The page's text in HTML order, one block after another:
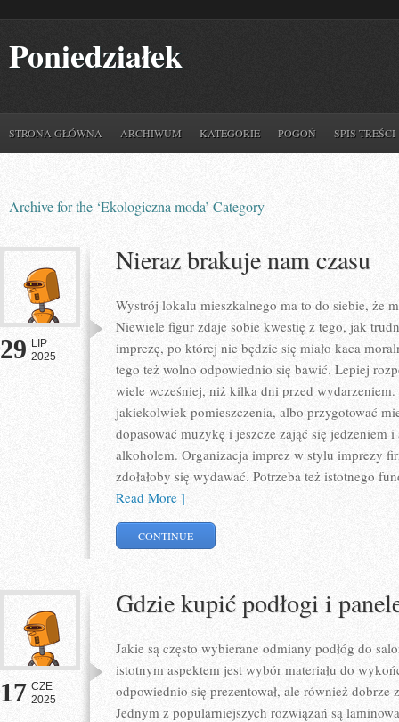
Poniedziałek
STRONA GŁÓWNA ARCHIWUM KATEGORIE POGOŃ SPIS TREŚCI
Archive for the ‘Ekologiczna moda’ Category
29 LIP
2025
Nieraz brakuje nam czasu
Wystrój lokalu mieszkalnego ma to do siebie, że
Niewiele figur zdaje sobie kwestię z tego, jak
imprezę, po której nie będzie się miało kaca
tego też wolno odpowiednio się bawić. Lepiej
wiele wcześniej, niż kilka dni przed
jakiekolwiek pomieszczenia, albo przygotować
dopasować muzykę i jeszcze zająć się jedzeniem
alkoholem. Organizacja imprez w stylu imprezy
zdołałoby się wydawać. Potrzeba też istotnego
Read More ]
CONTINUE
17 CZE
2025
Gdzie kupić podłogi i
Jakie są często wybierane odmiany podłóg do
istotnym aspektem jest wybór materiału do
odpowiednio się prezentował, ale również dobrze
Jednym z popularniejszych rozwiązań są